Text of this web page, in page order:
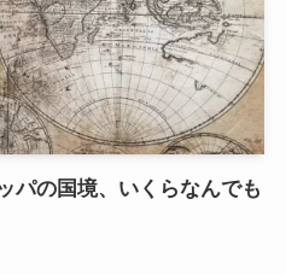
パの国境、いくらなんでも